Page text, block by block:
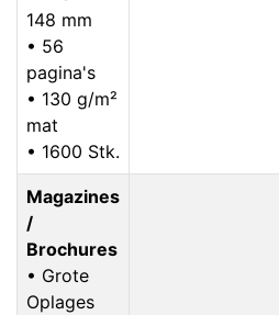
148 mm
• 56
pagina's
• 130 g/m²
mat
• 1600 Stk.
Magazines
/
Brochures
• Grote
Oplages